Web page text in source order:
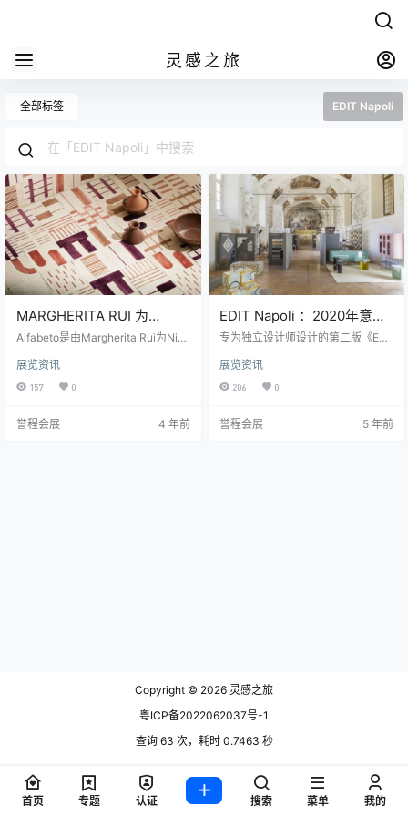
灵感之旅
全部标签 EDIT Napoli
MARGHERITA RUI 为
NINEFIFTY 设计的
Alfabeto是由Margherita Rui为Nine
岩瓷砖，是一组标识的选集，旨在
创造连续的图案，19种设计由汇聚
了Caltagirone瓷砖的形式和颜色的
展览资讯
157 0
誉程会展 4 年前
EDIT Napoli ：2020年意大
利的第一个现场展览会
专为独立设计师设计的第二版《EDI
日在意大利那不勒斯举行。这个国
家在这个大流行时期的第一个现场
展人，建筑部门，和Emilia Petrucc
展览资讯
206 0
誉程会展 5 年前
Copyright © 2026 灵感之旅
粤ICP备2022062037号-1
查询 63 次，耗时 0.7463 秒
首页 专题 认证 搜索 菜单 我的